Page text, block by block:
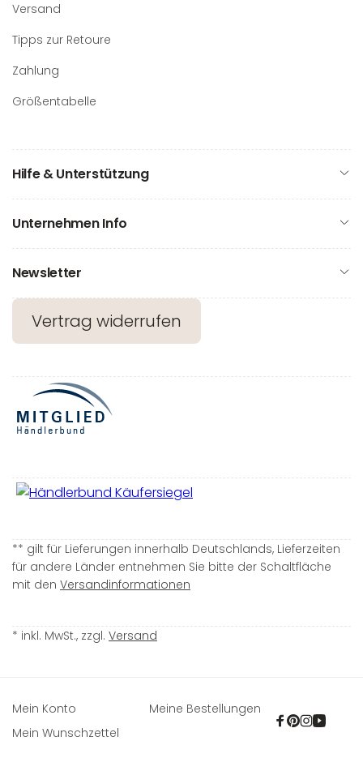
Versand
Tipps zur Retoure
Zahlung
Größentabelle
Hilfe & Unterstützung
Unternehmen Info
Newsletter
Vertrag widerrufen
** gilt für Lieferungen innerhalb Deutschlands, Lieferzeiten
für andere Länder entnehmen Sie bitte der Schaltfläche
mit den Versandinformationen
* inkl. MwSt., zzgl. Versand
Mein Konto
Meine Bestellungen
Mein Wunschzettel
Facebook
Pinterest